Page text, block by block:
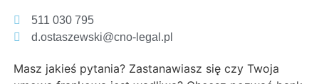
511 030 795
d.ostaszewski@cno-legal.pl
Masz jakieś pytania? Zastanawiasz się czy Twoja